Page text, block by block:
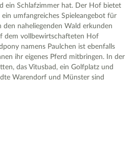
ein Schlafzimmer hat. Der Hof bietet
umfangreiches Spieleangebot für
den naheliegenden Wald erkunden
dem vollbewirtschafteten Hof
namens Paulchen ist ebenfalls
ihr eigenes Pferd mitbringen. In der
das Vitusbad, ein Golfplatz und
Warendorf und Münster sind